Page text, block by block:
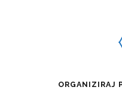
ORGANIZIRAJ